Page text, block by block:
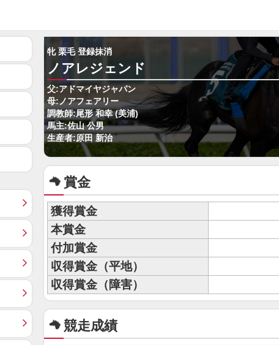
牝 栗毛 登録抹消
ノアレジェンド
父:アドマイヤジャパン
母:ノアフェアリー
調教師:尾形 和幸 (美浦)
馬主:佐山 公男
生産者:原田 新治
賞金
獲得賞金
本賞金
付加賞金
収得賞金（平地）
収得賞金（障害）
競走成績